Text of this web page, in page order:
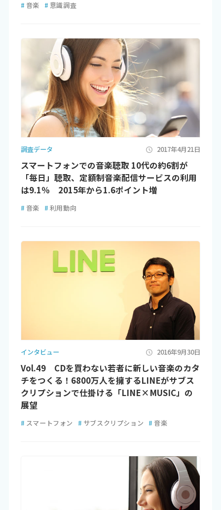
# 音楽 # 意識調査
調査データ 2017年4月21日
スマートフォンでの音楽聴取 10代の約6割が
「毎日」聴取、定額制音楽配信サービスの利用
は9.1％ 2015年から1.6ポイント増
# 音楽 # 利用動向
インタビュー 2016年9月30日
Vol.49 CDを買わない若者に新しい音楽のカタ
チをつくる！6800万人を擁するLINEがサブス
クリプションで仕掛ける「LINE×MUSIC」の
展望
# スマートフォン # サブスクリプション # 音楽